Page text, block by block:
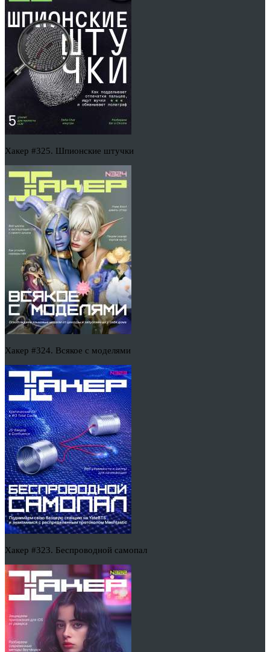
Хакер #325. Шпионские штучки
Хакер #324. Всякое с моделями
Хакер #323. Беспроводной самопал